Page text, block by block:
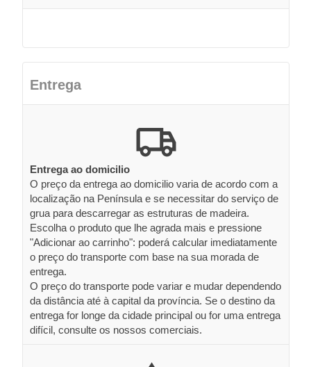
Entrega
Entrega ao domicilio
O preço da entrega ao domicilio varia de acordo com a
localização na Península e se necessitar do serviço de
grua para descarregar as estruturas de madeira.
Escolha o produto que lhe agrada mais e pressione
"Adicionar ao carrinho": poderá calcular imediatamente
o preço do transporte com base na sua morada de
entrega.
O preço do transporte pode variar e mudar dependendo
da distância até à capital da província. Se o destino da
entrega for longe da cidade principal ou for uma entrega
difícil, consulte os nossos comerciais.